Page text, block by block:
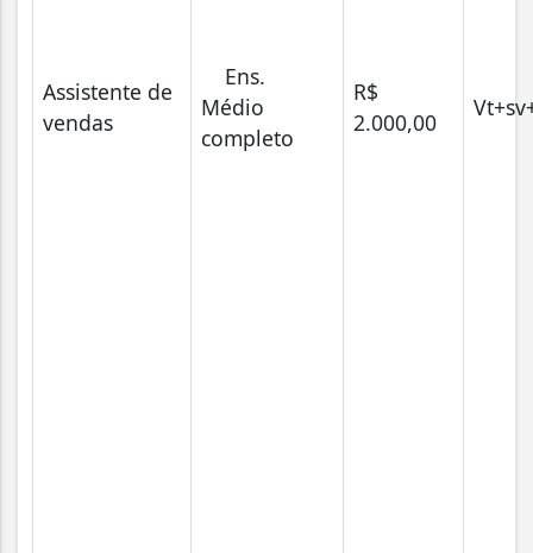
Assistente de
vendas
Ens.
Médio
completo
R$
2.000,00